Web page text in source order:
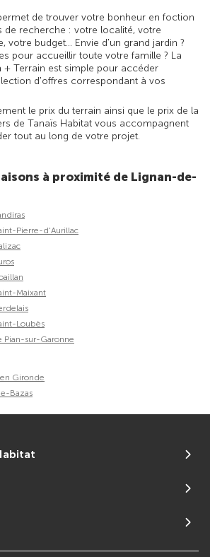
de trouver votre bonheur en foction
de recherche : votre localité, votre
votre budget... Envie d'un grand jardin ?
pour accueillir toute votre famille ? La
+ Terrain est simple pour accéder
d'offres correspondant à vos
le prix du terrain ainsi que le prix de la
de Tanaïs Habitat vous accompagnent
tout au long de votre projet.
à proximité de Lignan-de-
Pierre-d'Aurillac
Maixant
Loubès
Pian-sur-Garonne
Gironde
Bazas